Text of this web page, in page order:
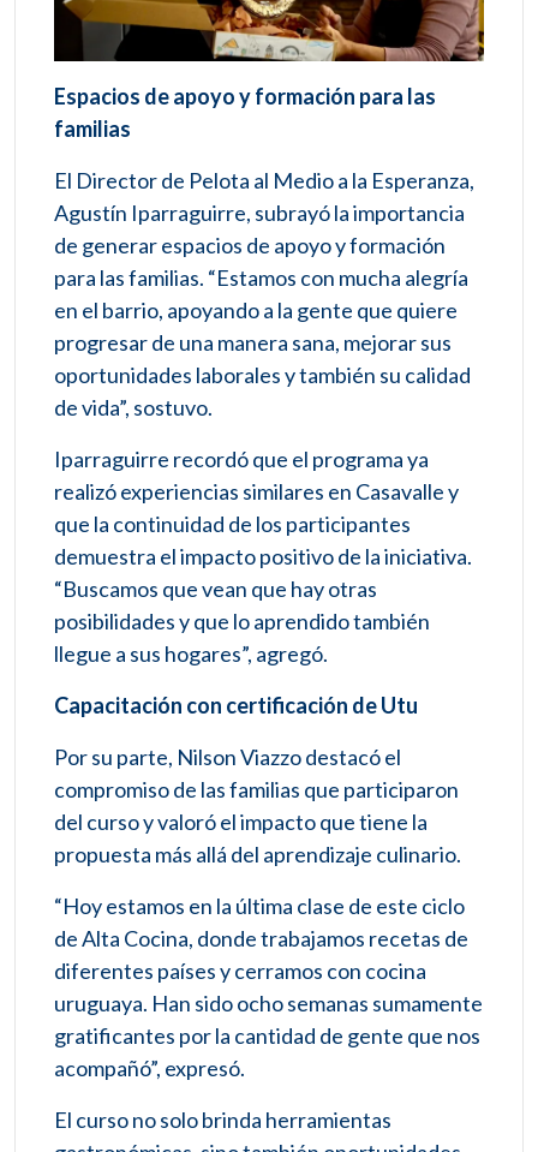
Espacios de apoyo y formación para las
familias
El Director de Pelota al Medio a la Esperanza,
Agustín Iparraguirre, subrayó la importancia
de generar espacios de apoyo y formación
para las familias. “Estamos con mucha alegría
en el barrio, apoyando a la gente que quiere
progresar de una manera sana, mejorar sus
oportunidades laborales y también su calidad
de vida”, sostuvo.
Iparraguirre recordó que el programa ya
realizó experiencias similares en Casavalle y
que la continuidad de los participantes
demuestra el impacto positivo de la iniciativa.
“Buscamos que vean que hay otras
posibilidades y que lo aprendido también
llegue a sus hogares”, agregó.
Capacitación con certificación de Utu
Por su parte, Nilson Viazzo destacó el
compromiso de las familias que participaron
del curso y valoró el impacto que tiene la
propuesta más allá del aprendizaje culinario.
“Hoy estamos en la última clase de este ciclo
de Alta Cocina, donde trabajamos recetas de
diferentes países y cerramos con cocina
uruguaya. Han sido ocho semanas sumamente
gratificantes por la cantidad de gente que nos
acompañó”, expresó.
El curso no solo brinda herramientas